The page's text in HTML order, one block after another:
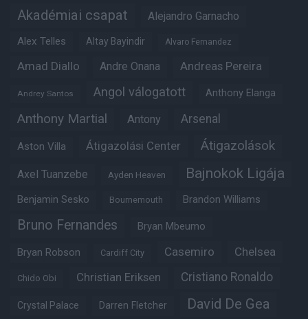
Akadémiai csapat Alejandro Garnacho
Alex Telles Altay Bayindir Alvaro Fernandez
Amad Diallo Andre Onana Andreas Pereira
Andrey Santos Angol válogatott Anthony Elanga
Anthony Martial Antony Arsenal
Aston Villa Átigazolási Center Átigazolások
Axel Tuanzebe Ayden Heaven Bajnokok Ligája
Benjamin Sesko Bournemouth Brandon Williams
Bruno Fernandes Bryan Mbeumo
Bryan Robson Cardiff City Casemiro Chelsea
Chido Obi Christian Eriksen Cristiano Ronaldo
Crystal Palace Darren Fletcher David De Gea